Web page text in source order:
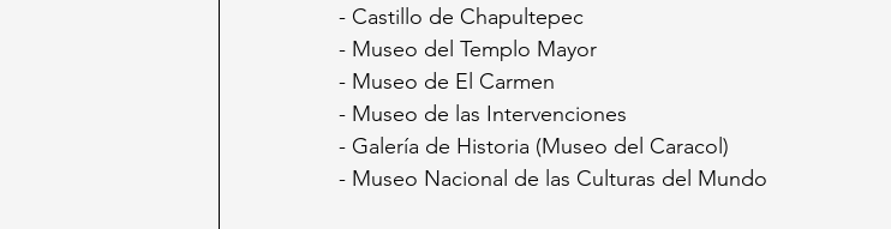
- Castillo de Chapultepec
- Museo del Templo Mayor
- Museo de El Carmen
- Museo de las Intervenciones
- Galería de Historia (Museo del Caracol)
- Museo Nacional de las Culturas del Mundo